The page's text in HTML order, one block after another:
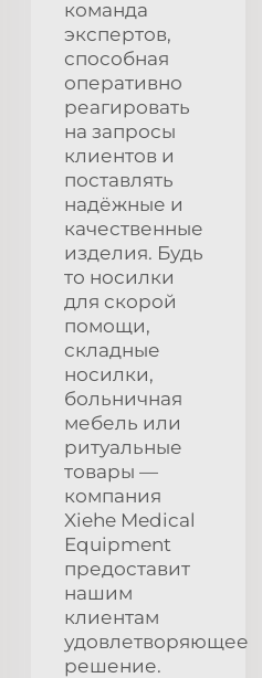
команда
экспертов,
способная
оперативно
реагировать
на запросы
клиентов и
поставлять
надёжные и
качественные
изделия. Будь
то носилки
для скорой
помощи,
складные
носилки,
больничная
мебель или
ритуальные
товары —
компания
Xiehe Medical
Equipment
предоставит
нашим
клиентам
удовлетворяющее
решение.